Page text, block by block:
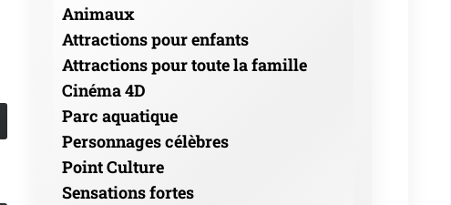
Animaux
Attractions pour enfants
Attractions pour toute la famille
Cinéma 4D
Parc aquatique
Personnages célèbres
Point Culture
Sensations fortes